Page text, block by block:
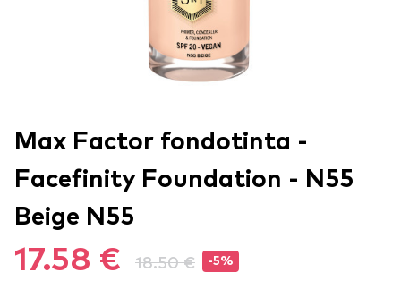
Max Factor fondotinta -
Facefinity Foundation - N55
Beige N55
17.58 € 18.50 € -5%